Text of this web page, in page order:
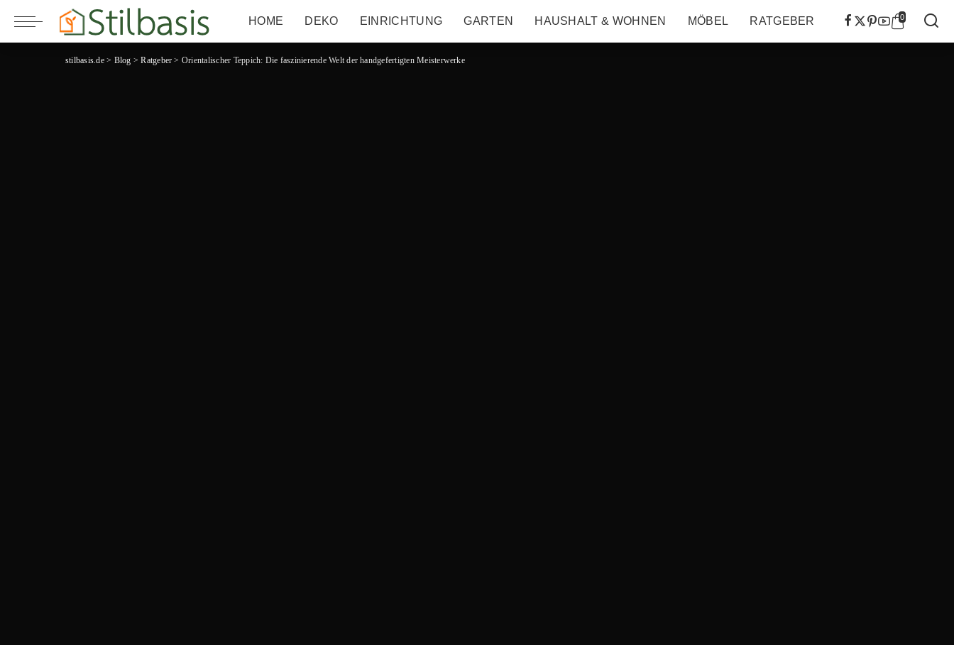
HOME DEKO EINRICHTUNG GARTEN HAUSHALT & WOHNEN MÖBEL RATGEBER 0
stilbasis.de> Blog >Ratgeber > Orientalischer Teppich: Die faszinierende Welt der handgefertigten Meisterwerke